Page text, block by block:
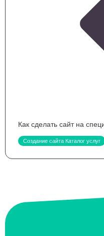
Как сделать сайт на
Создание сайта Каталог услуг